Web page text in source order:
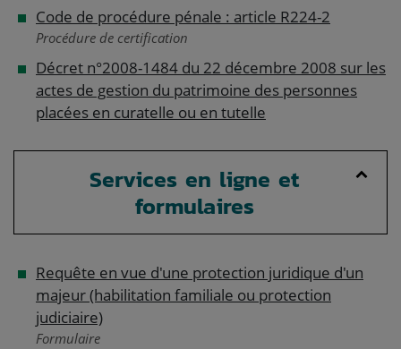
Code de procédure pénale : article R224-2
Procédure de certification
Décret n°2008-1484 du 22 décembre 2008 sur les
actes de gestion du patrimoine des personnes
placées en curatelle ou en tutelle
Services en ligne et
formulaires
Requête en vue d'une protection juridique d'un
majeur (habilitation familiale ou protection
judiciaire)
Formulaire